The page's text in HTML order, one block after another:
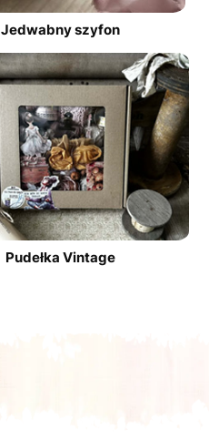
Jedwabny szyfon
Pudełka Vintage